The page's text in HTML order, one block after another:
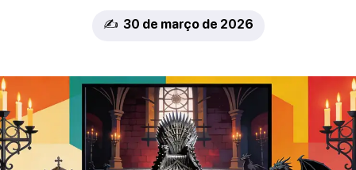
✍️ 30 de março de 2026